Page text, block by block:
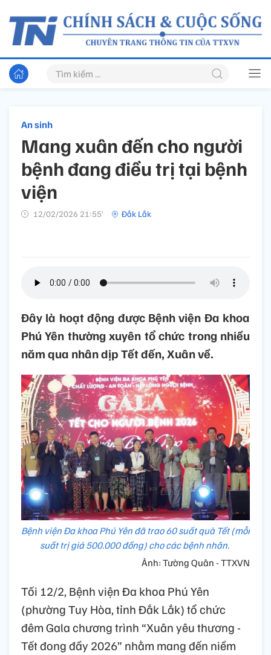
An sinh
Mang xuân đến cho người
bệnh đang điều trị tại bệnh
viện
12/02/2026 21:55’ Đắk Lắk
Đây là hoạt động được Bệnh viện Đa khoa
Phú Yên thường xuyên tổ chức trong nhiều
năm qua nhân dịp Tết đến, Xuân về.
Bệnh viện Đa khoa Phú Yên đã trao 60 suất quà Tết (mỗi
suất trị giá 500.000 đồng) cho các bệnh nhân.
Ảnh: Tường Quân - TTXVN
Tối 12/2, Bệnh viện Đa khoa Phú Yên
(phường Tuy Hòa, tỉnh Đắk Lắk) tổ chức
đêm Gala chương trình “Xuân yêu thương -
Tết đong đầy 2026” nhằm mang đến niềm